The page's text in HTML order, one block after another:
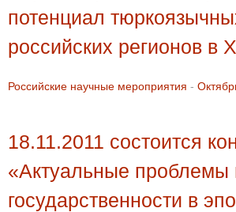
потенциал
российских регионов в
Российские научные мероприятия -
18.11.2011 состоится
«Актуальные проблемы
государственности в